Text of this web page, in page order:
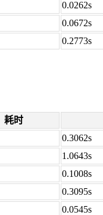
0.0262s
0.0672s
0.2773s
耗时
0.3062s
1.0643s
0.1008s
0.3095s
0.0545s